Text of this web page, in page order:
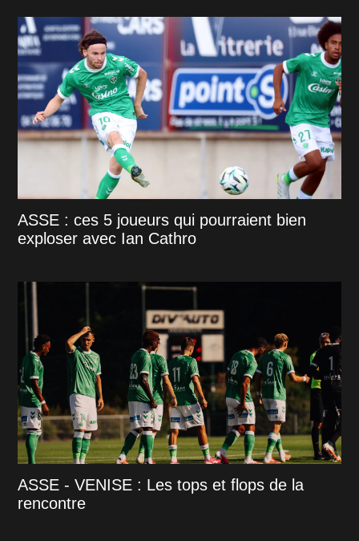
ASSE : ces 5 joueurs qui pourraient bien
exploser avec Ian Cathro
ASSE - VENISE : Les tops et flops de la
rencontre